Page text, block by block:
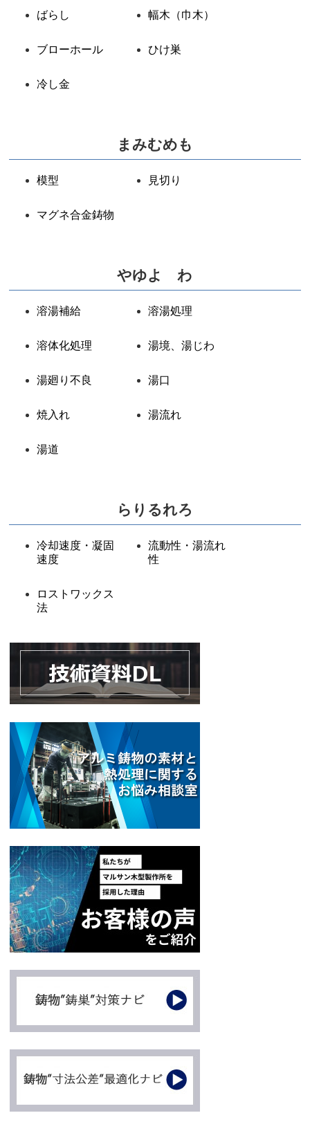
ばらし 幅木（巾木）
ブローホール ひけ巣
冷し金
まみむめも
模型 見切り
マグネ合金鋳物
やゆよ わ
溶湯補給 溶湯処理
溶体化処理 湯境、湯じわ
湯廻り不良 湯口
焼入れ 湯流れ
湯道
らりるれろ
冷却速度・凝固
速度
流動性・湯流れ
性
ロストワックス
法